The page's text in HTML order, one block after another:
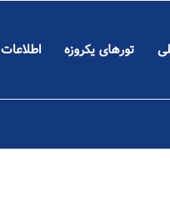
تورهای یکروزه